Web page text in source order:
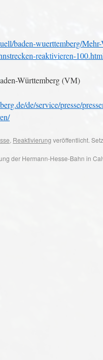
baden-wuerttemberg/
reaktivieren-
Württemberg (VM)
de/service/presse/
, Reaktivierung veröffentlicht.
der Hermann-Hesse-Bahn in